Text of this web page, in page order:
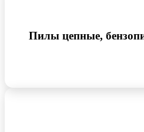
Пилы цепные,